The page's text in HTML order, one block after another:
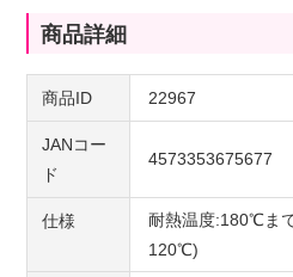
商品詳細
商品ID 22967
JANコー
ド
4573353675677
仕様
耐熱温度:180℃ま
120℃)